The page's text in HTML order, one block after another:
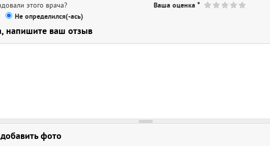
этого врача?
Не определился(-ась)
Ваша оценка*
напишите ваш отзыв
фото